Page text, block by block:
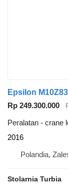
Epsilon M10Z83
Rp 249.300.000
Peralatan - crane
2016
Polandia,
Stolarnia Turbia